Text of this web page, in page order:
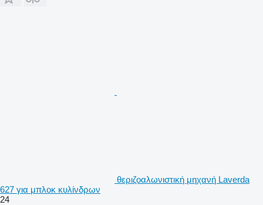
θεριζοαλωνιστική μηχανή Laverda
627 για μπλοκ κυλίνδρων
24